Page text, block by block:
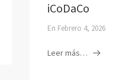
iCoDaCo
En Febrero 4, 2026
Leer más…